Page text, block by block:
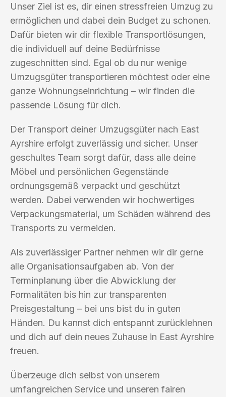
Unser Ziel ist es, dir einen stressfreien Umzug zu
ermöglichen und dabei dein Budget zu schonen.
Dafür bieten wir dir flexible Transportlösungen,
die individuell auf deine Bedürfnisse
zugeschnitten sind. Egal ob du nur wenige
Umzugsgüter transportieren möchtest oder eine
ganze Wohnungseinrichtung – wir finden die
passende Lösung für dich.
Der Transport deiner Umzugsgüter nach East
Ayrshire erfolgt zuverlässig und sicher. Unser
geschultes Team sorgt dafür, dass alle deine
Möbel und persönlichen Gegenstände
ordnungsgemäß verpackt und geschützt
werden. Dabei verwenden wir hochwertiges
Verpackungsmaterial, um Schäden während des
Transports zu vermeiden.
Als zuverlässiger Partner nehmen wir dir gerne
alle Organisationsaufgaben ab. Von der
Terminplanung über die Abwicklung der
Formalitäten bis hin zur transparenten
Preisgestaltung – bei uns bist du in guten
Händen. Du kannst dich entspannt zurücklehnen
und dich auf dein neues Zuhause in East Ayrshire
freuen.
Überzeuge dich selbst von unserem
umfangreichen Service und unseren fairen